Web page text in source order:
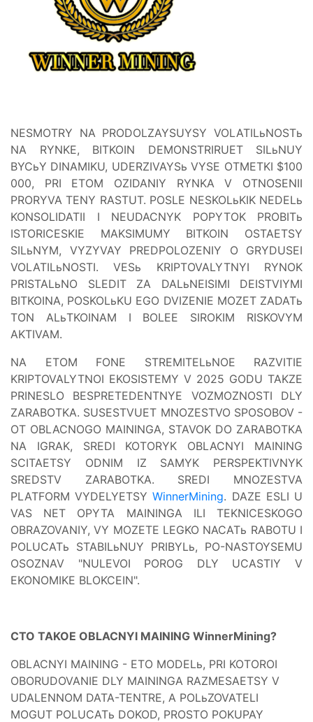
NESMOTRY NA PRODOLZAYSUYSY VOLATILьNOSTь
NA RYNKE, BITKOIN DEMONSTRIRUET SILьNUY
BYCьY DINAMIKU, UDERZIVAYSь VYSE OTMETKI $100
000, PRI ETOM OZIDANIY RYNKA V OTNOSENII
PRORYVA TENY RASTUT. POSLE NESKOLьKIK NEDELь
KONSOLIDATII I NEUDACNYK POPYTOK PROBITь
ISTORICESKIE MAKSIMUMY BITKOIN OSTAETSY
SILьNYM, VYZYVAY PREDPOLOZENIY O GRYDUSEI
VOLATILьNOSTI. VESь KRIPTOVALYTNYI RYNOK
PRISTALьNO SLEDIT ZA DALьNEISIMI DEISTVIYMI
BITKOINA, POSKOLьKU EGO DVIZENIE MOZET ZADATь
TON ALьTKOINAM I BOLEE SIROKIM RISKOVYM
AKTIVAM.
NA ETOM FONE STREMITELьNOE RAZVITIE
KRIPTOVALYTNOI EKOSISTEMY V 2025 GODU TAKZE
PRINESLO BESPRETEDENTNYE VOZMOZNOSTI DLY
ZARABOTKA. SUSESTVUET MNOZESTVO SPOSOBOV -
OT OBLACNOGO MAININGA, STAVOK DO ZARABOTKA
NA IGRAK, SREDI KOTORYK OBLACNYI MAINING
SCITAETSY ODNIM IZ SAMYK PERSPEKTIVNYK
SREDSTV ZARABOTKA. SREDI MNOZESTVA
PLATFORM VYDELYETSYWinnerMining. DAZE ESLI U
VAS NET OPYTA MAININGA ILI TEKNICESKOGO
OBRAZOVANIY, VY MOZETE LEGKO NACATь RABOTU I
POLUCATь STABILьNUY PRIBYLь, PO-NASTOYSEMU
OSOZNAV "NULEVOI POROG DLY UCASTIY V
EKONOMIKE BLOKCEIN".
CTO TAKOE OBLACNYI MAINING WinnerMining?
OBLACNYI MAINING - ETO MODELь, PRI KOTOROI
OBORUDOVANIE DLY MAININGA RAZMESAETSY V
UDALENNOM DATA-TENTRE, A POLьZOVATELI
MOGUT POLUCATь DOKOD, PROSTO POKUPAY